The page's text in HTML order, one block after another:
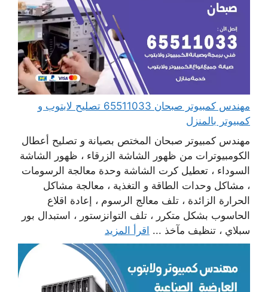
مهندس كمبيوتر صبحان 65511033 تصليح لابتوب و
كمبيوتر بالمنزل
مهندس كمبيوتر صبحان المختص بصيانة و تصليح أعطال
الكومبيوترات من ظهور الشاشة الزرقاء ، ظهور الشاشة
السوداء ، تعطيل كرت الشاشة وحدة معالجة الرسومات
، مشاكل وحدات الطاقة و التغذية ، معالجة مشاكل
الحرارة الزائدة ، تلف معالج الرسوم ، إعادة اقلاع
الحاسوب بشكل متكرر ، تلف التوانزستور ، استبدال بور
سبلاي ، تنظيف مآخذ ... اقرأ المزيد